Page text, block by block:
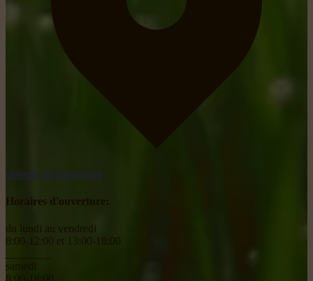
obtenir un itinéraire
Horaires d'ouverture:
du lundi au vendredi
8:00-12:00 et 13:00-18:00
samedi
8:00-18:00